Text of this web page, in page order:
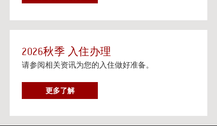
2026秋季 入住办理
请参阅相关资讯为您的入住做好准备。
更多了解2
0